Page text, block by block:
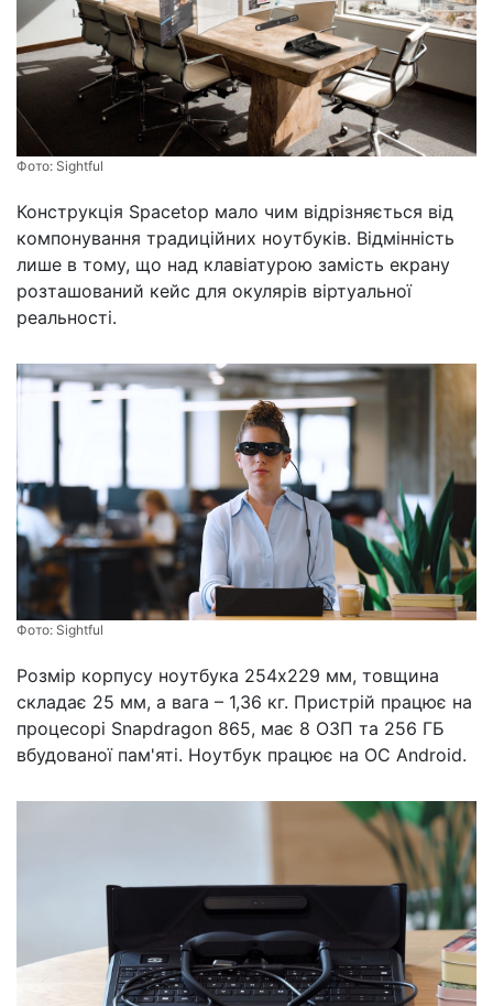
Фото: Sightful
Конструкція Spacetop мало чим відрізняється від
компонування традиційних ноутбуків. Відмінність
лише в тому, що над клавіатурою замість екрану
розташований кейс для окулярів віртуальної
реальності.
Фото: Sightful
Розмір корпусу ноутбука 254х229 мм, товщина
складає 25 мм, а вага – 1,36 кг. Пристрій працює на
процесорі Snapdragon 865, має 8 ОЗП та 256 ГБ
вбудованої пам'яті. Ноутбук працює на ОС Android.